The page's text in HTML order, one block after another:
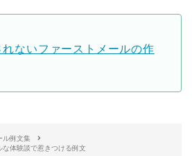
ないファーストメールの作
ル例文集
な体験談で惹きつける例文